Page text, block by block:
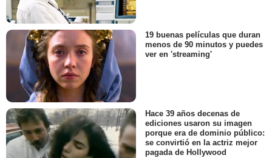
19 buenas películas que duran
menos de 90 minutos y puedes
ver en 'streaming'
Hace 39 años decenas de
ediciones usaron su imagen
porque era de dominio público:
se convirtió en la actriz mejor
pagada de Hollywood